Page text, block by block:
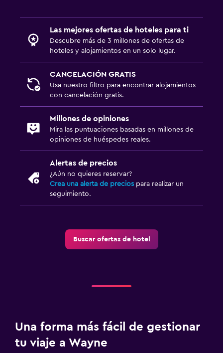
Las mejores ofertas de hoteles para ti
Descubre más de 3 millones de ofertas de
hoteles y alojamientos en un solo lugar.
CANCELACIÓN GRATIS
Usa nuestro filtro para encontrar alojamientos
con cancelación gratis.
Millones de opiniones
Mira las puntuaciones basadas en millones de
opiniones de huéspedes reales.
Alertas de precios
¿Aún no quieres reservar?
Crea una alerta de precios para realizar un
seguimiento.
Buscar ofertas de hotel
Una forma más fácil de gestionar
tu viaje a Wayne